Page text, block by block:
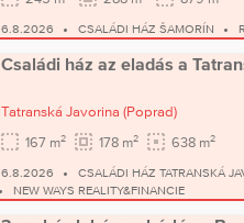
6.8.2026 CSALÁDI HÁZ ŠAMORÍN
Családi ház az eladás a
Tatranská Javorina (Poprad)
167 m2 178 m2 638 m2
6.8.2026
CSALÁDI HÁZ TATRANSKÁ
NEW WAYS REALITY&FINANCIE